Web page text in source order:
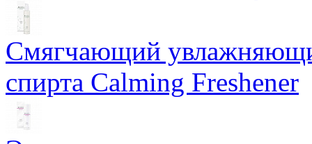
Смягчающий
спирта Calming Freshener